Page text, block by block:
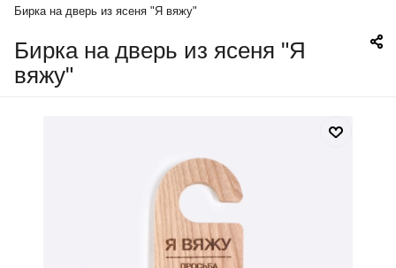
Бирка на дверь из ясеня "Я вяжу"
Бирка на дверь из ясеня "Я
вяжу"